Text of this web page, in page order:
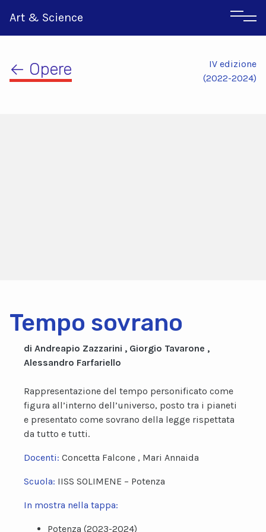
Art & Science
← Opere
IV edizione
(2022-2024)
Tempo sovrano
di Andreapio Zazzarini , Giorgio Tavarone ,
Alessandro Farfariello
Rappresentazione del tempo personificato come
figura all’interno dell’universo, posto tra i pianeti
e presentato come sovrano della legge rispettata
da tutto e tutti.
Docenti: Concetta Falcone , Mari Annaida
Scuola: IISS SOLIMENE – Potenza
In mostra nella tappa:
Potenza (2023-2024)